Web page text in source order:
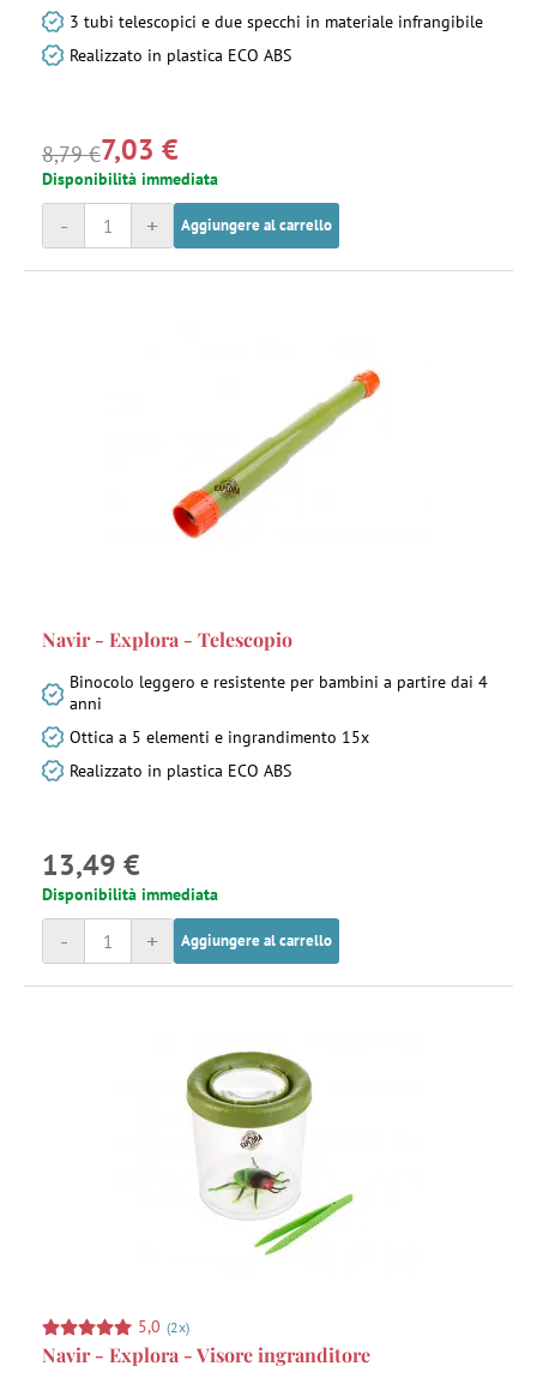
3 tubi telescopici e due specchi in materiale infrangibile
Realizzato in plastica ECO ABS
8,79 €7,03 €
Disponibilità immediata
+
- Aggiungere al carrello
Navir - Explora - Telescopio
Binocolo leggero e resistente per bambini a partire dai 4
anni
Ottica a 5 elementi e ingrandimento 15x
Realizzato in plastica ECO ABS
13,49 €
Disponibilità immediata
+
- Aggiungere al carrello
5,0 (2x)
Navir - Explora - Visore ingranditore